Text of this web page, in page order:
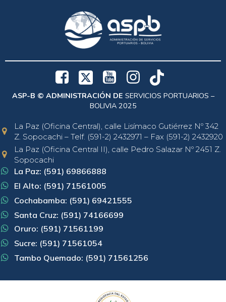
ASP-B © ADMINISTRACIÓN DE SERVICIOS PORTUARIOS –
BOLIVIA 2025
La Paz (Oficina Central), calle Lisímaco Gutiérrez Nº 342
Z. Sopocachi – Telf. (591-2) 2432971 – Fax (591-2) 2432920
La Paz (Oficina Central II), calle Pedro Salazar Nº 2451 Z.
Sopocachi
La Paz: (591) 69866888
El Alto: (591) 71561005
Cochabamba: (591) 69421555
Santa Cruz: (591) 74166699
Oruro: (591) 71561199
Sucre: (591) 71561054
Tambo Quemado: (591) 71561256